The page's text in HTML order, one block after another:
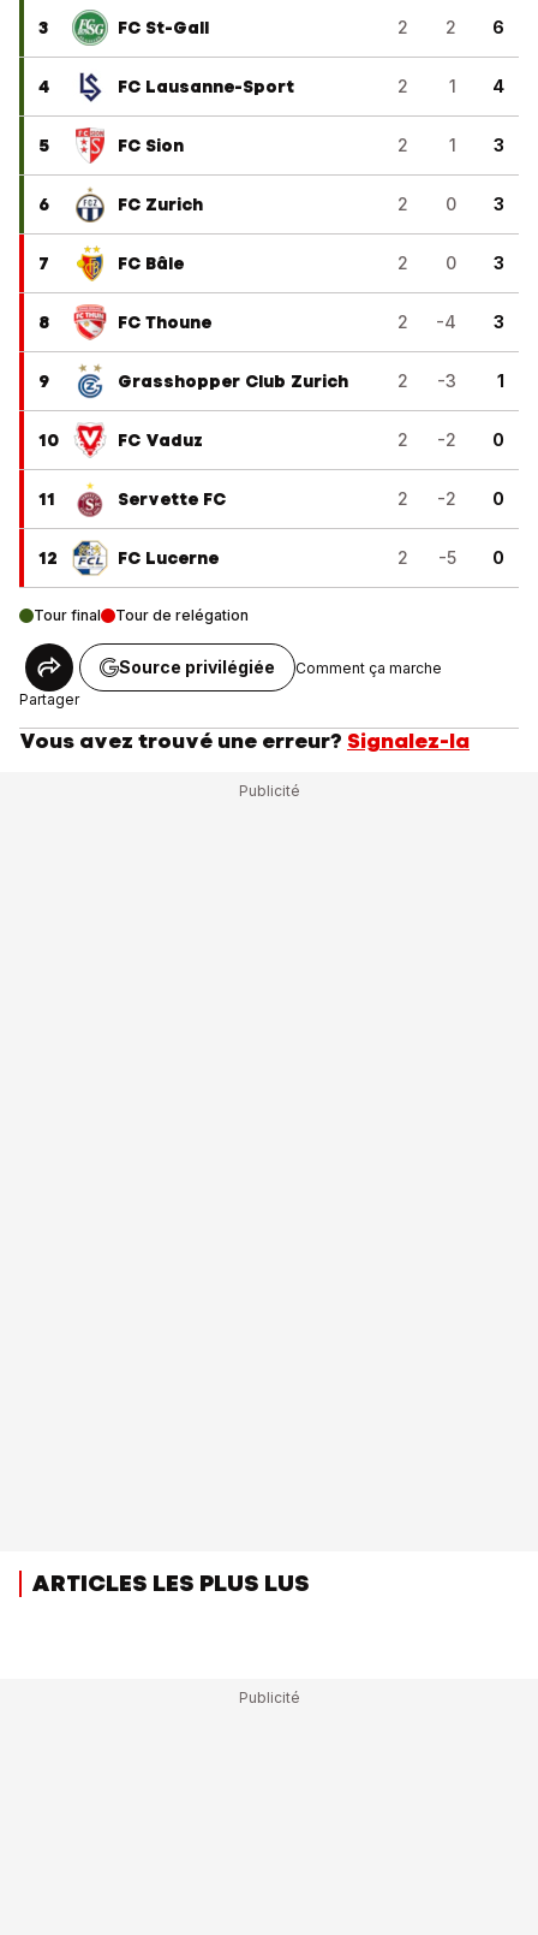
3 FC St-Gall 2 2 6
4 FC Lausanne-Sport 2 1 4
5 FC Sion 2 1 3
6 FC Zurich 2 0 3
7 FC Bâle 2 0 3
8 FC Thoune 2 -4 3
9 Grasshopper Club Zurich 2 -3 1
10 FC Vaduz 2 -2 0
11 Servette FC 2 -2 0
12 FC Lucerne 2 -5 0
Tour final Tour de relégation
Partager
Source privilégiée Comment ça marche
Vous avez trouvé une erreur? Signalez-la
ARTICLES LES PLUS LUS